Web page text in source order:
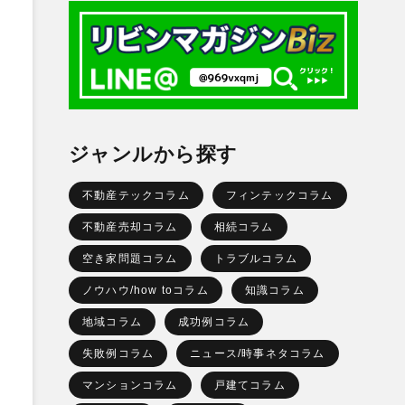
ジャンルから探す
不動産テックコラム フィンテックコラム
不動産売却コラム 相続コラム
空き家問題コラム トラブルコラム
ノウハウ/how toコラム 知識コラム
地域コラム 成功例コラム
失敗例コラム ニュース/時事ネタコラム
マンションコラム 戸建てコラム